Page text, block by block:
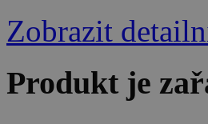
Zobrazit
Produkt je